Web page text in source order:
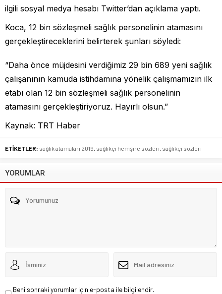
ilgili sosyal medya hesabı Twitter’dan açıklama yaptı.
Koca, 12 bin sözleşmeli sağlık personelinin atamasını
gerçekleştireceklerini belirterek şunları söyledi:
“Daha önce müjdesini verdiğimiz 29 bin 689 yeni sağlık
çalışanının kamuda istihdamına yönelik çalışmamızın ilk
etabı olan 12 bin sözleşmeli sağlık personelinin
atamasını gerçekleştiriyoruz. Hayırlı olsun.”
Kaynak: TRT Haber
ETİKETLER: sağlık atamaları 2019 sağlıkçı hemşire sözleri sağlıkçı sözleri
YORUMLAR
Beni sonraki yorumlar için e-posta ile bilgilendir.